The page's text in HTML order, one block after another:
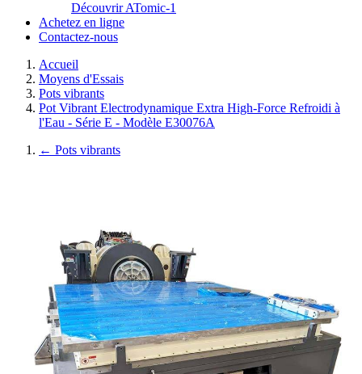
Découvrir ATomic-1
Achetez en ligne
Contactez-nous
Accueil
Moyens d'Essais
Pots vibrants
Pot Vibrant Electrodynamique Extra High-Force Refroidi à
l'Eau - Série E - Modèle E30076A
← Pots vibrants